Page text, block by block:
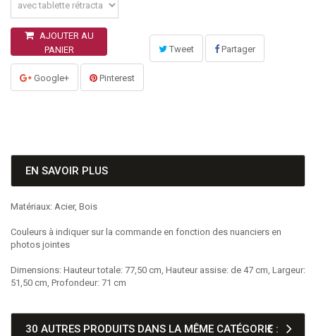
AJOUTER AU
PANIER
Tweet Partager
Google+ Pinterest
EN SAVOIR PLUS
Matériaux: Acier, Bois
Couleurs à indiquer sur la commande en fonction des nuanciers en
photos jointes
Dimensions: Hauteur totale: 77,50 cm, Hauteur assise: de 47 cm, Largeur:
51,50 cm, Profondeur: 71 cm
30 AUTRES PRODUITS DANS LA MÊME CATÉGORIE :